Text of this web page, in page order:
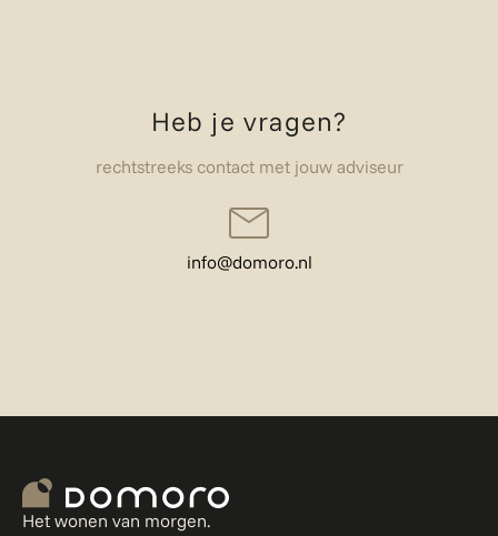
Heb je vragen?
rechtstreeks contact met jouw adviseur
info@domoro.nl
Home
Het wonen van morgen.